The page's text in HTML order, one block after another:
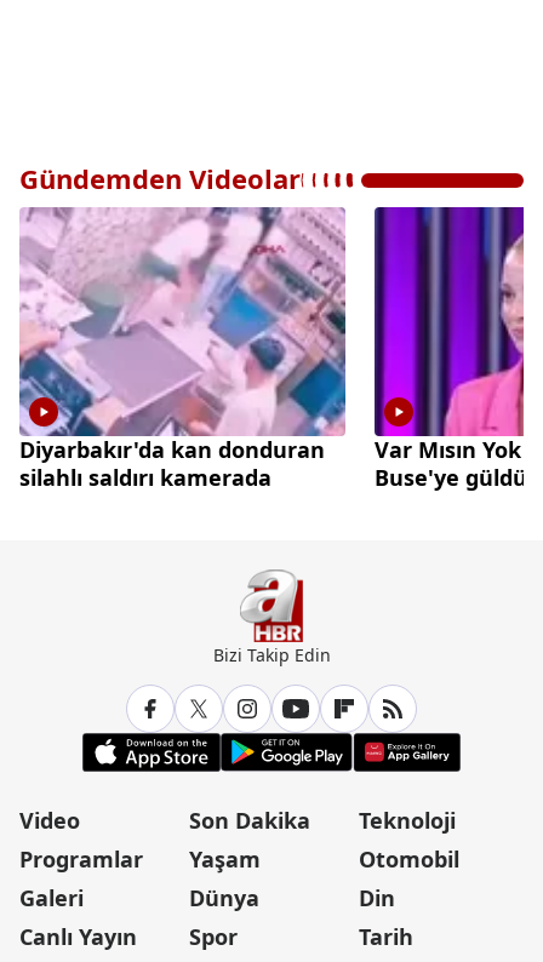
Gündemden Videolar
Diyarbakır'da kan donduran
silahlı saldırı kamerada
Var Mısın Yok
Buse'ye güldü
Bizi Takip Edin
Video
Programlar
Galeri
Canlı Yayın
Son Dakika
Yaşam
Dünya
Spor
Teknoloji
Otomobil
Din
Tarih